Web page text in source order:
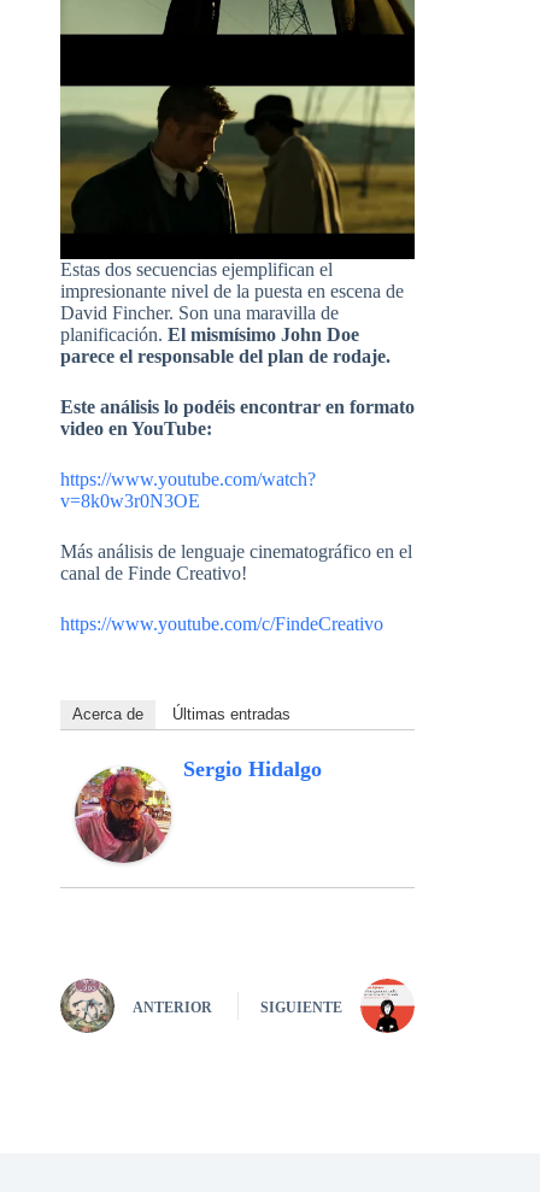
Estas dos secuencias ejemplifican el
impresionante nivel de la puesta en escena de
David Fincher. Son una maravilla de
planificación. El mismísimo John Doe
parece el responsable del plan de rodaje.
Este análisis lo podéis encontrar en formato
video en YouTube:
https://www.youtube.com/watch?
v=8k0w3r0N3OE
Más análisis de lenguaje cinematográfico en el
canal de Finde Creativo!
https://www.youtube.com/c/FindeCreativo
Acerca de Últimas entradas
Sergio Hidalgo
ANTERIOR SIGUIENTE